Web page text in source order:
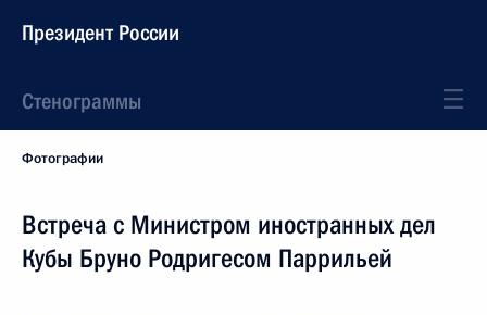
Президент России
Стенограммы
Фотографии
Встреча с Министром иностранных дел
Кубы Бруно Родригесом Паррильей